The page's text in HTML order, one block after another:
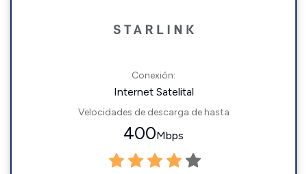
Conexión:
Internet Satelital
Velocidades de descarga de hasta
400Mbps